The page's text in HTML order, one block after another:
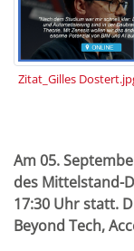
Zitat_Gilles
Am 05.
des Mittelstand-
17:30 Uhr statt.
Beyond Tech,